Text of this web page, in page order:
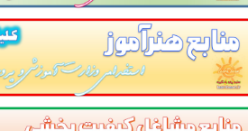
دوازدهمین امتحان مشترک
دوازدهمین امتحان مشترک